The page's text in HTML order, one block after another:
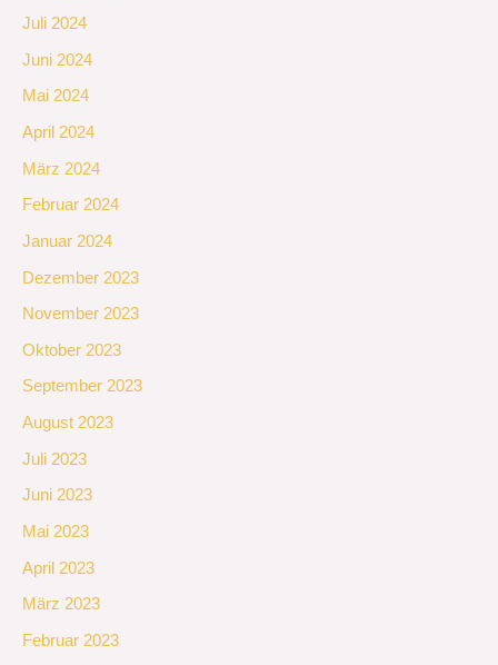
Juli 2024
Juni 2024
Mai 2024
April 2024
März 2024
Februar 2024
Januar 2024
Dezember 2023
November 2023
Oktober 2023
September 2023
August 2023
Juli 2023
Juni 2023
Mai 2023
April 2023
März 2023
Februar 2023